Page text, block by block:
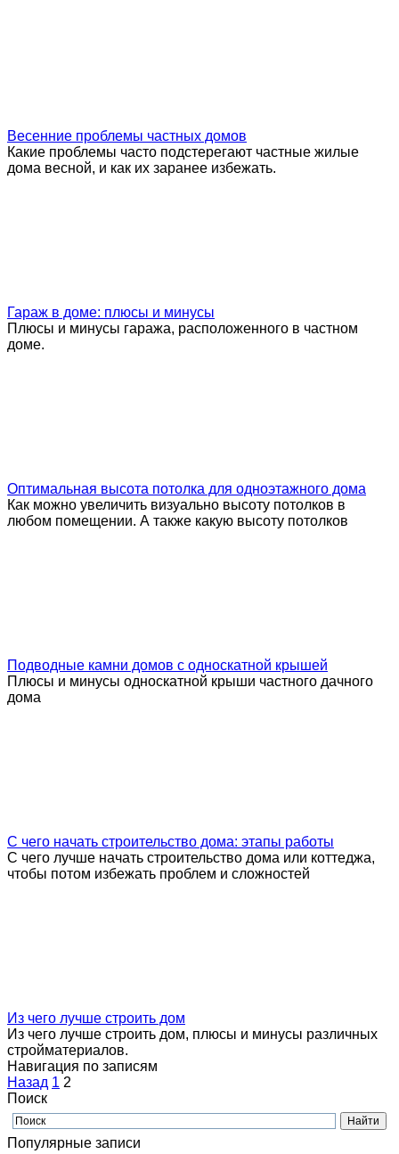
Весенние проблемы частных домов
Какие проблемы часто подстерегают частные жилые
дома весной, и как их заранее избежать.
Гараж в доме: плюсы и минусы
Плюсы и минусы гаража, расположенного в частном
доме.
Оптимальная высота потолка для одноэтажного дома
Как можно увеличить визуально высоту потолков в
любом помещении. А также какую высоту потолков
Подводные камни домов с односкатной крышей
Плюсы и минусы односкатной крыши частного дачного
дома
С чего начать строительство дома: этапы работы
С чего лучше начать строительство дома или коттеджа,
чтобы потом избежать проблем и сложностей
Из чего лучше строить дом
Из чего лучше строить дом, плюсы и минусы различных
стройматериалов.
Навигация по записям
Назад 1 2
Поиск
Популярные записи